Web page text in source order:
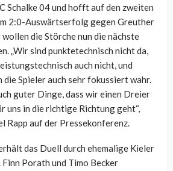
Schalke 04 und hofft auf den zweiten
2:0-Auswärtserfolg gegen Greuther
die Störche nun die nächste
„Wir sind punktetechnisch nicht da,
auch nicht, und
die Spieler auch sehr fokussiert wahr.
guter Dinge, dass wir einen Dreier
uns in die richtige Richtung geht“,
Rapp auf der Pressekonferenz.
das Duell durch ehemalige Kieler
Porath und Timo Becker